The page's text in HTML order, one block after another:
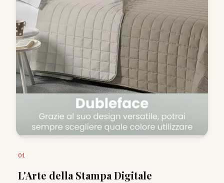
01
L'Arte della Stampa Digitale